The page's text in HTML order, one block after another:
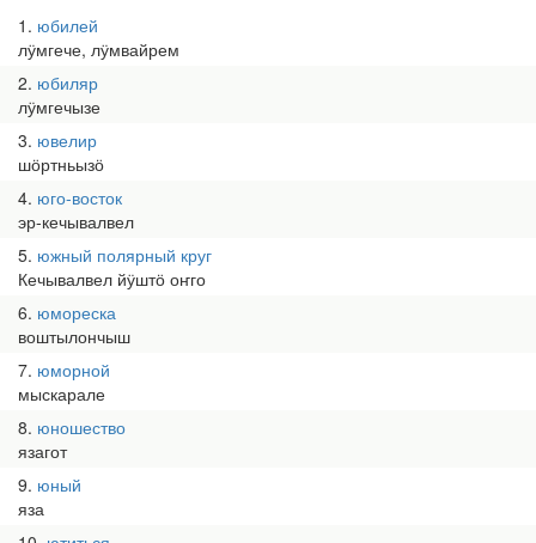
1 юбилей
лӱмгече, лӱмвайрем
2 юбиляр
лӱмгечызе
3 ювелир
шӧртньызӧ
4 юго-восток
эр-кечывалвел
5 южный полярный круг
Кечывалвел йӱштӧ оҥго
6 юмореска
воштылончыш
7 юморной
мыскарале
8 юношество
язагот
9 юный
яза